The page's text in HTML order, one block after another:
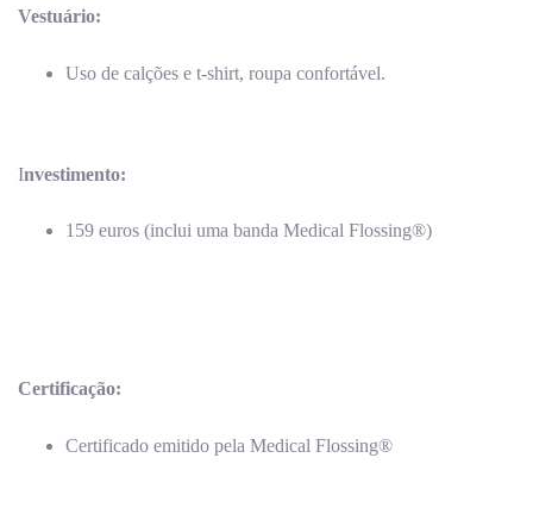
Vestuário:
Uso de calções e t-shirt, roupa confortável.
Investimento:
159 euros (inclui uma banda Medical Flossing®)
Certificação:
Certificado emitido pela Medical Flossing®